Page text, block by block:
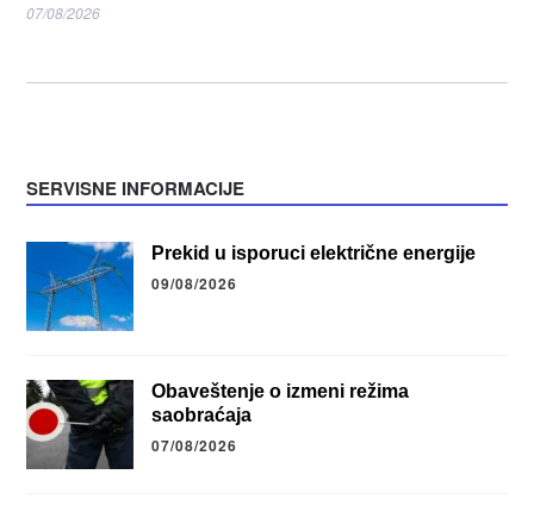
07/08/2026
SERVISNE INFORMACIJE
Prekid u isporuci električne energije
09/08/2026
Obaveštenje o izmeni režima
saobraćaja
07/08/2026